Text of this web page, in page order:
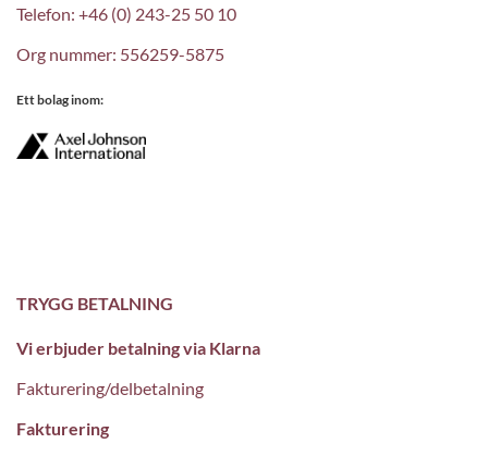
Telefon: +46 (0) 243-25 50 10
Org nummer: 556259-5875
Ett bolag inom:
TRYGG BETALNING
Vi erbjuder betalning via Klarna
Fakturering/delbetalning
Fakturering